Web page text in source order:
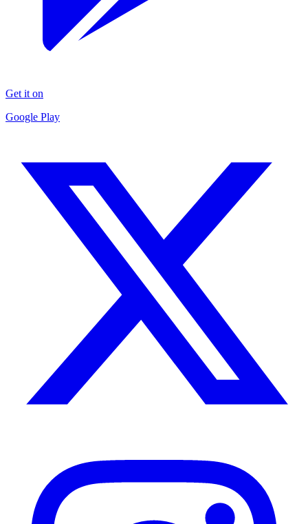
Get it on
Google Play